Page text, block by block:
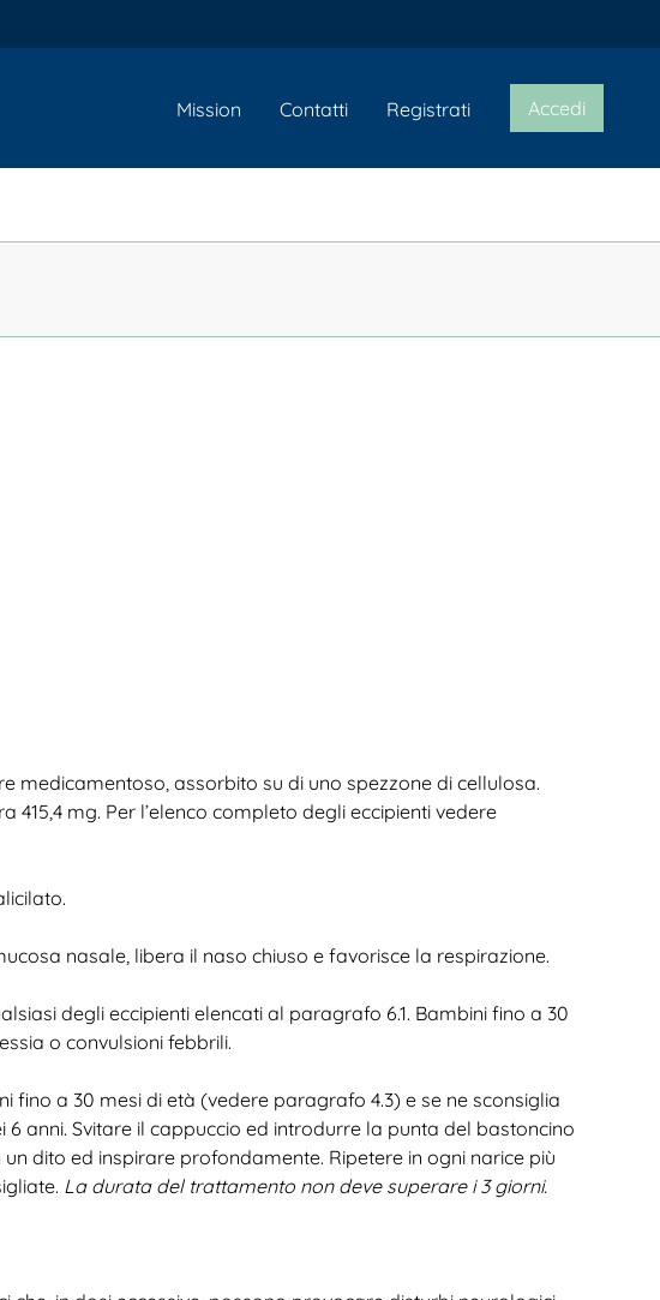
Mission Contatti Registrati Accedi
medicamentoso, assorbito su di uno spezzone di cellulosa.
415,4 mg. Per l’elenco completo degli eccipienti vedere
nasale, libera il naso chiuso e favorisce la respirazione.
degli eccipienti elencati al paragrafo 6.1. Bambini fino a 30
o convulsioni febbrili.
fino a 30 mesi di età (vedere paragrafo 4.3) e se ne sconsiglia
6 anni. Svitare il cappuccio ed introdurre la punta del bastoncino
dito ed inspirare profondamente. Ripetere in ogni narice più
La durata del trattamento non deve superare i 3 giorni.